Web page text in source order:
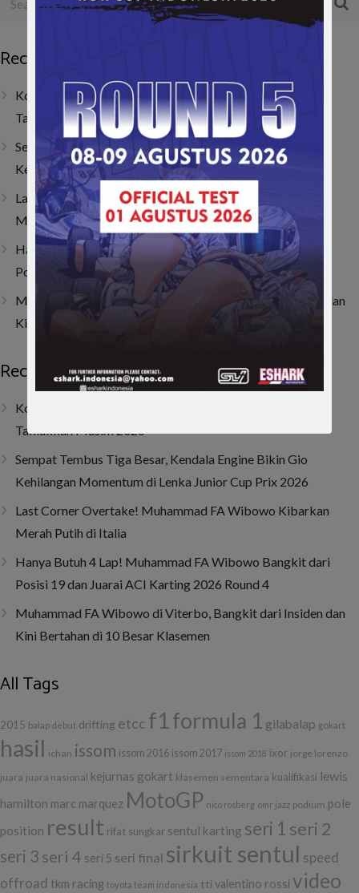
Recent Posts
Kombinasi Senior dan Junior, SAV Motor Sport Optimis
Taklukkan Musim 2026
Sempat Tembus Tiga Besar, Kendala Engine Bikin Gio
Kehilangan Momentum di Lenka Junior Cup Prix 2026
Last Corner Overtake! Muhammad FA Wibowo Kibarkan
Merah Putih di Italia
Hanya Butuh 4 Lap! Muhammad FA Wibowo Bangkit dari
Posisi 19 dan Juarai ACI Karting 2026 Round 4
Muhammad FA Wibowo di Viterbo, Bangkit dari Insiden dan
Kini Bertahan di 10 Besar Klasemen
Recent Posts
Kombinasi Senior dan Junior, SAV Motor Sport Optimis
Taklukkan Musim 2026
Sempat Tembus Tiga Besar, Kendala Engine Bikin Gio
Kehilangan Momentum di Lenka Junior Cup Prix 2026
Last Corner Overtake! Muhammad FA Wibowo Kibarkan
Merah Putih di Italia
Hanya Butuh 4 Lap! Muhammad FA Wibowo Bangkit dari
Posisi 19 dan Juarai ACI Karting 2026 Round 4
Muhammad FA Wibowo di Viterbo, Bangkit dari Insiden dan
Kini Bertahan di 10 Besar Klasemen
All Tags
2015 balap debut drifting etcc f1formula 1 gilabalap gokart
hasil ichan issom issom 2016 issom 2017 issom 2018 ixor jorge lorenzo
juara juara nasional kejurnas gokart klasemen sementara kualifikasi lewis
hamilton marc marquez MotoGP nico rosberg omr jazz podium pole
position result rifat sungkar sentul karting seri 1 seri 2
seri 3 seri 4 seri 5 seri final sirkuit sentul speed
offroad tkm racing toyota team indonesia tti valentino rossi video